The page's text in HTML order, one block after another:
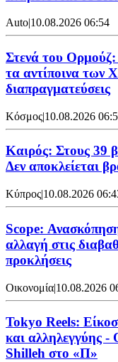
Auto|10.08.2026 06:54
Στενά του Ορμούζ:
τα αντίποινα των
διαπραγματεύσεις
Κόσμος|10.08.2026
Καιρός: Στους 39
Δεν αποκλείεται
Κύπρος|10.08.2026
Scope:
αλλαγή στις
προκλήσεις
Οικονομία|10.08.2026
Tokyo Reels:
και αλληλεγγύης
Shilleh στο «Π»